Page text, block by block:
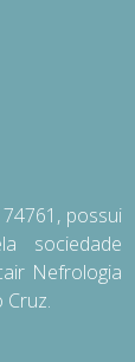
possui
sociedade
Nefrologia
Cruz.